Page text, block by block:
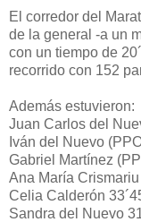
El corredor del
de la general -a un
con un tiempo de
recorrido con 152
Además estuvieron:
Juan Carlos del
Iván del Nuevo
Gabriel Martínez
Ana María Crismariu
Celia Calderón
Sandra del Nuevo